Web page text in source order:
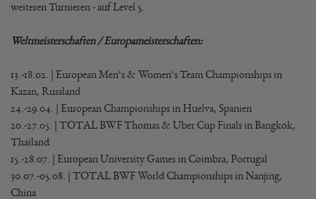
weiteren Turnieren - auf Level 5.
Weltmeisterschaften / Europameisterschaften:
13.-18.02. | European Men‘s & Women‘s Team Championships in
Kazan, Russland
24.-29.04. | European Championships in Huelva, Spanien
20.-27.05. | TOTAL BWF Thomas & Uber Cup Finals in Bangkok,
Thailand
15.-28.07. | European University Games in Coimbra, Portugal
30.07.-05.08. | TOTAL BWF World Championships in Nanjing,
China